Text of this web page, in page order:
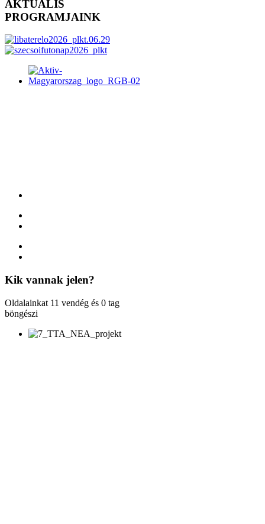
AKTUÁLIS
PROGRAMJAINK
Kik vannak jelen?
Oldalainkat 11 vendég és 0 tag
böngészi